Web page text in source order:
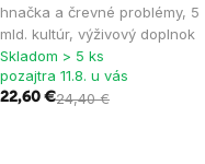
hnačka a črevné problémy, 5
mld. kultúr, výživový doplnok
Skladom > 5 ks
pozajtra 11.8. u vás
22,60 €24,40 €